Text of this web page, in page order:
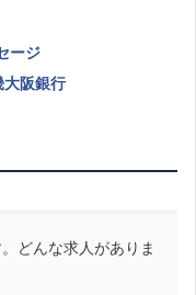
ージ
大阪銀行
どんな求人がありま